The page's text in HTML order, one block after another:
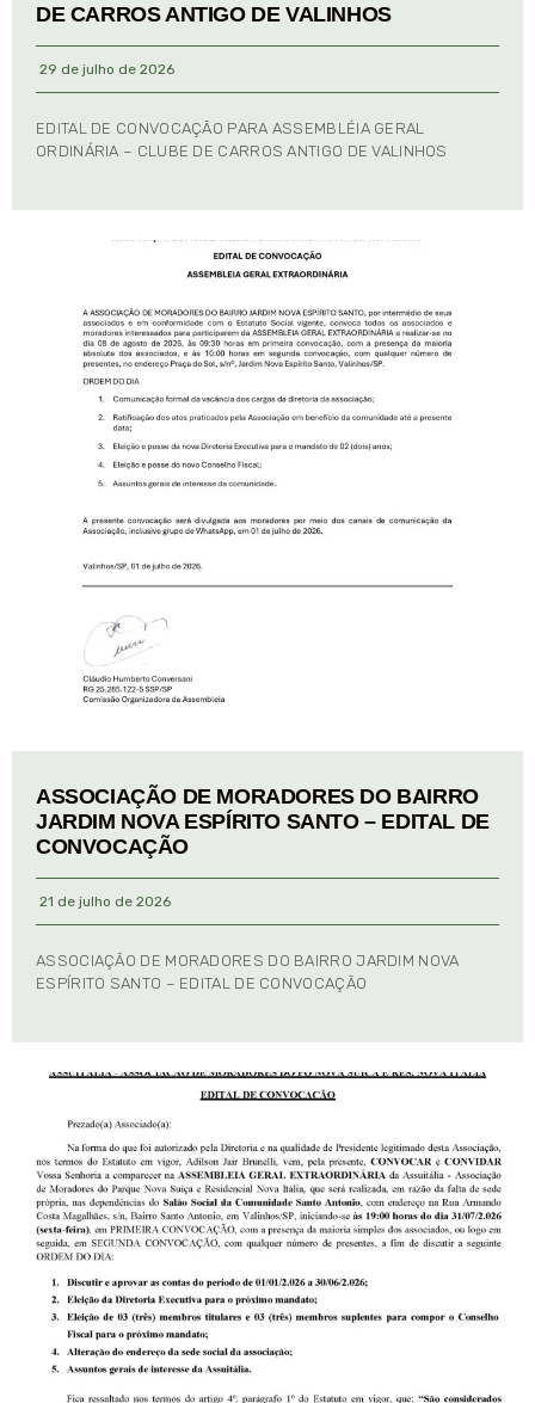
DE CARROS ANTIGO DE VALINHOS
29 de julho de 2026
EDITAL DE CONVOCAÇÃO PARA ASSEMBLÉIA GERAL
ORDINÁRIA – CLUBE DE CARROS ANTIGO DE VALINHOS
ASSOCIAÇÃO DE MORADORES DO BAIRRO
JARDIM NOVA ESPÍRITO SANTO – EDITAL DE
CONVOCAÇÃO
21 de julho de 2026
ASSOCIAÇÃO DE MORADORES DO BAIRRO JARDIM NOVA
ESPÍRITO SANTO – EDITAL DE CONVOCAÇÃO